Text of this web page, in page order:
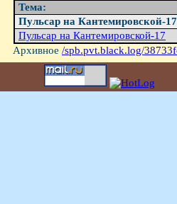
Тема:
Пульсаp на Кантемиpовской-17
Пульсаp на Кантемиpовской-17
Архивное /spb.pvt.black.log/